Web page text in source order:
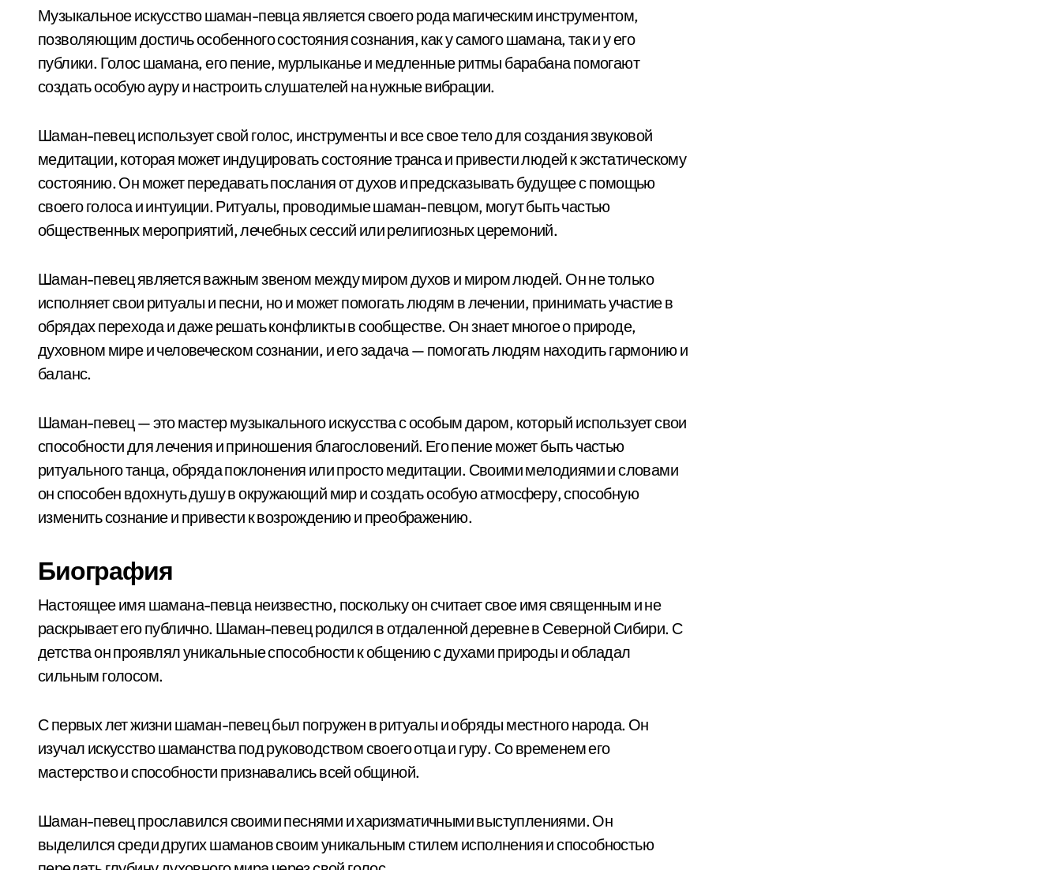
Музыкальное искусство шаман-певца является своего рода магическим инструментом,
позволяющим достичь особенного состояния сознания, как у самого шамана, так и у его
публики. Голос шамана, его пение, мурлыканье и медленные ритмы барабана помогают
создать особую ауру и настроить слушателей на нужные вибрации.
Шаман-певец использует свой голос, инструменты и все свое тело для создания звуковой
медитации, которая может индуцировать состояние транса и привести людей к экстатическому
состоянию. Он может передавать послания от духов и предсказывать будущее с помощью
своего голоса и интуиции. Ритуалы, проводимые шаман-певцом, могут быть частью
общественных мероприятий, лечебных сессий или религиозных церемоний.
Шаман-певец является важным звеном между миром духов и миром людей. Он не только
исполняет свои ритуалы и песни, но и может помогать людям в лечении, принимать участие в
обрядах перехода и даже решать конфликты в сообществе. Он знает многое о природе,
духовном мире и человеческом сознании, и его задача — помогать людям находить гармонию и
баланс.
Шаман-певец — это мастер музыкального искусства с особым даром, который использует свои
способности для лечения и приношения благословений. Его пение может быть частью
ритуального танца, обряда поклонения или просто медитации. Своими мелодиями и словами
он способен вдохнуть душу в окружающий мир и создать особую атмосферу, способную
изменить сознание и привести к возрождению и преображению.
Биография
Настоящее имя шамана-певца неизвестно, поскольку он считает свое имя священным и не
раскрывает его публично. Шаман-певец родился в отдаленной деревне в Северной Сибири. С
детства он проявлял уникальные способности к общению с духами природы и обладал
сильным голосом.
С первых лет жизни шаман-певец был погружен в ритуалы и обряды местного народа. Он
изучал искусство шаманства под руководством своего отца и гуру. Со временем его
мастерство и способности признавались всей общиной.
Шаман-певец прославился своими песнями и харизматичными выступлениями. Он
выделился среди других шаманов своим уникальным стилем исполнения и способностью